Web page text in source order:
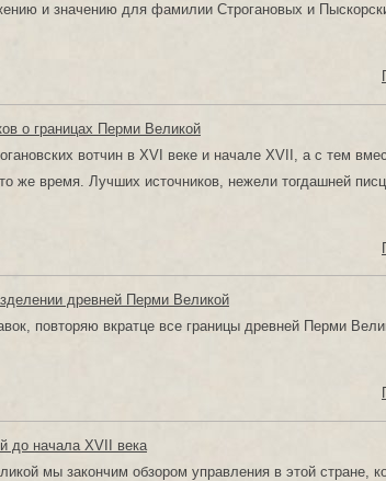
и значению для фамилии Строгановых и
о границах Перми Великой
вотчин в XVI веке и начале XVII, а с тем
же время. Лучших источников, нежели тогдашней
древней Перми Великой
повторяю вкратце все границы древней Перми
до начала XVII века
мы закончим обзором управления в этой стране,